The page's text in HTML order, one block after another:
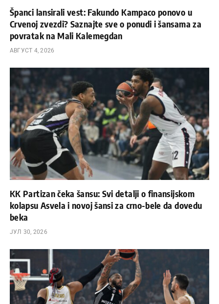
Španci lansirali vest: Fakundo Kampaco ponovo u
Crvenoj zvezdi? Saznajte sve o ponudi i šansama za
povratak na Mali Kalemegdan
АВГУСТ 4, 2026
KK Partizan čeka šansu: Svi detalji o finansijskom
kolapsu Asvela i novoj šansi za crno-bele da dovedu
beka
ЈУЛ 30, 2026